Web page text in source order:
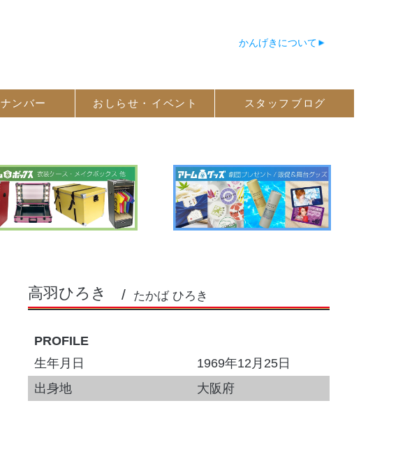
かんげきについて
ナンバー おしらせ・ イベント スタッフ ブログ
高羽ひろき たかば ひろき
PROFILE
生年月日
1969年12月25日
出身地
大阪府